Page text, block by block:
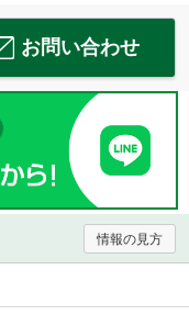
お問い合わせ
情報の見方